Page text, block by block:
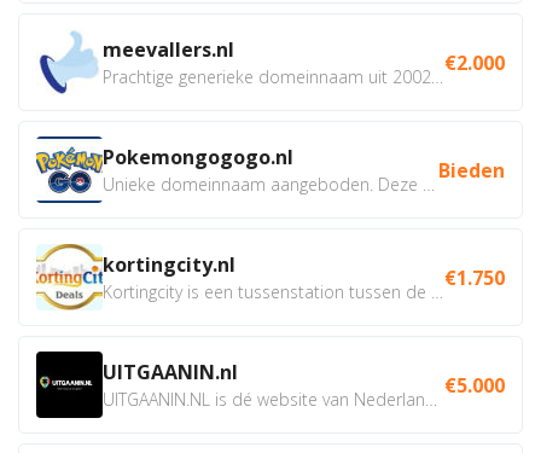
meevallers.nl €2.000
Pokemongogogo.nl Bieden
kortingcity.nl €1.750
UITGAANIN.nl €5.000